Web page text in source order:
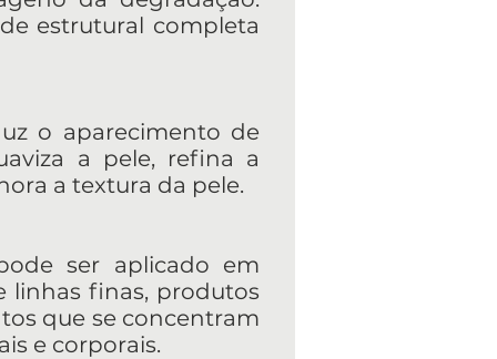
estrutural completa
o aparecimento de
a pele, refina a
a textura da pele.
ser aplicado em
linhas finas, produtos
que se concentram
e corporais.